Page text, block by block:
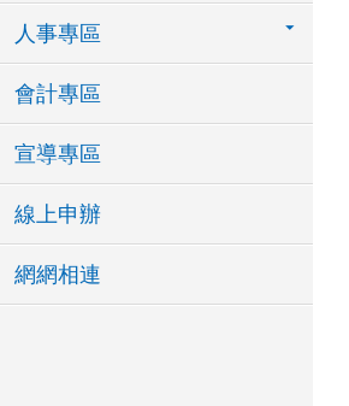
人事專區
會計專區
宣導專區
線上申辦
網網相連